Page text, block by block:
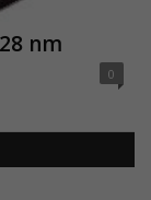
nm
0